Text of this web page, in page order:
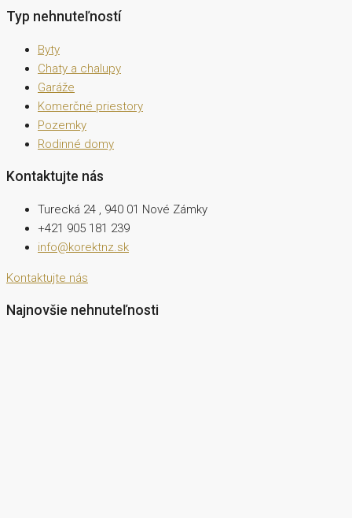
Typ nehnuteľností
Byty
Chaty a chalupy
Garáže
Komerčné priestory
Pozemky
Rodinné domy
Kontaktujte nás
Turecká 24 , 940 01 Nové Zámky
+421 905 181 239
info@korektnz.sk
Kontaktujte nás
Najnovšie nehnuteľnosti